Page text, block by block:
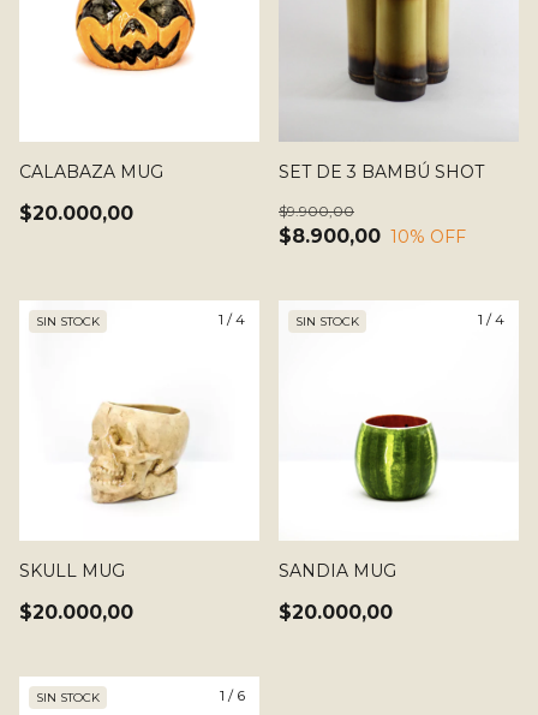
CALABAZA MUG
$20.000,00
SET DE 3 BAMBÚ SHOT
$8.900,00
$9.900,00
10% OFF
1 /4
SIN STOCK
SKULL MUG
$20.000,00
1 /4
SIN STOCK
SANDIA MUG
$20.000,00
1 / 6
SIN STOCK